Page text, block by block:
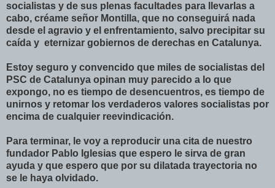
socialistas y de sus plenas facultades para llevarlas a
cabo, créame señor Montilla, que no conseguirá nada
desde el agravio y el enfrentamiento, salvo precipitar su
caída y eternizar gobiernos de derechas en Catalunya.
Estoy seguro y convencido que miles de socialistas del
PSC de Catalunya opinan muy parecido a lo que
expongo, no es tiempo de desencuentros, es tiempo de
unirnos y retomar los verdaderos valores socialistas por
encima de cualquier reevindicación.
Para terminar, le voy a reproducir una cita de nuestro
fundador Pablo Iglesias que espero le sirva de gran
ayuda y que espero que por su dilatada trayectoria no
se le haya olvidado.